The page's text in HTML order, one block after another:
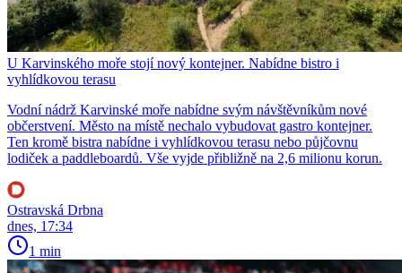
U Karvinského moře stojí nový kontejner. Nabídne bistro i
vyhlídkovou terasu
Vodní nádrž Karvinské moře nabídne svým návštěvníkům nové
občerstvení. Město na místě nechalo vybudovat gastro kontejner.
Ten kromě bistra nabídne i vyhlídkovou terasu nebo půjčovnu
lodiček a paddleboardů. Vše vyjde přibližně na 2,6 milionu korun.
Ostravská Drbna
dnes, 17:34
1 min